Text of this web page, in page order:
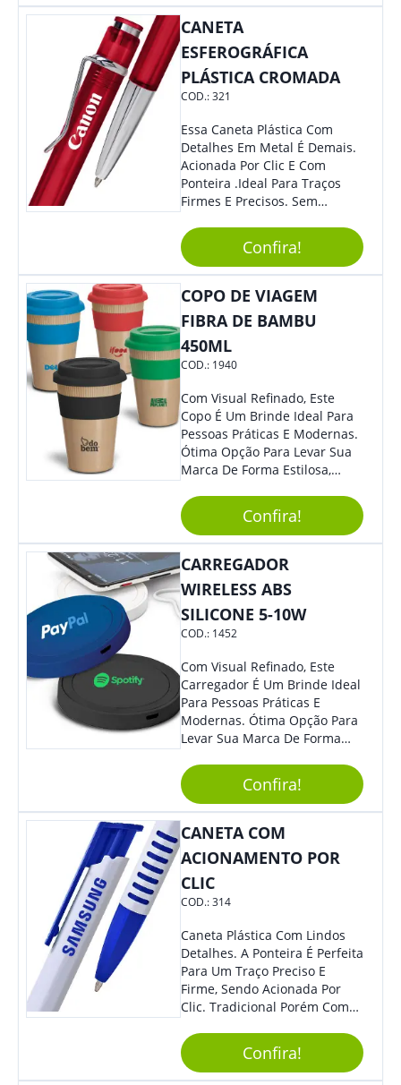
Colaboradores, Sem Dúvidas
Eles Irão Adorar.
CANETA
ESFEROGRÁFICA
PLÁSTICA CROMADA
COD.:321
Essa Caneta Plástica Com
Detalhes Em Metal É Demais.
Acionada Por Clic E Com
Ponteira .Ideal Para Traços
Firmes E Precisos. Sem
Brinde Para Representar Sua
Marca.
Confira!
COPO DE VIAGEM
FIBRA DE BAMBU
450ML
COD.: 1940
Com Visual Refinado, Este
Copo É Um Brinde Ideal Para
Pessoas Práticas E Modernas.
Ótima Opção Para Levar Sua
Marca De Forma Estilosa,
Empresa Em Eventos,
Reuniões Corporativas Ou Até
Mesmo Para Presentear
Colaboradores.
Confira!
CARREGADOR
WIRELESS ABS
SILICONE 5-10W
COD.: 1452
Com Visual Refinado, Este
Carregador É Um Brinde Ideal
Para Pessoas Práticas E
Modernas. Ótima Opção Para
Levar Sua Marca De Forma
Sua Empresa Em Eventos,
Reuniões Corporativas Ou Até
Mesmo Para Presentear
Colaboradores E Parceiros De
Confira!
CANETA COM
ACIONAMENTO POR
CLIC
COD.:314
Caneta Plástica Com Lindos
Detalhes. A Ponteira É Perfeita
Para Um Traço Preciso E
Firme, Sendo Acionada Por
Clic. Tradicional Porém Com
Toda Diferença.
Confira!